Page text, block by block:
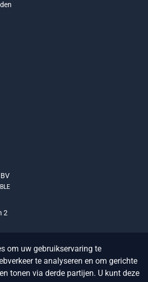
2
om uw gebruikservaring te
te analyseren en om gerichte
tonen via derde partijen. U kunt deze